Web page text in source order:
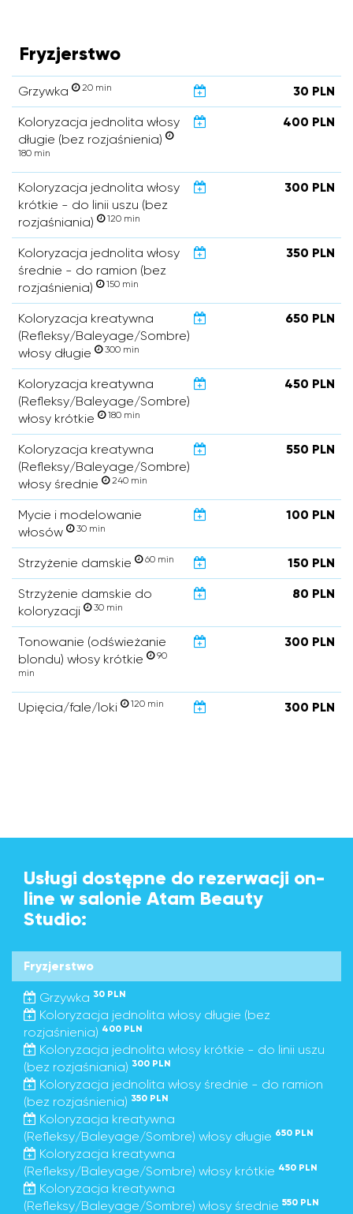
Fryzjerstwo
Grzywka 20 min 30 PLN
Koloryzacja jednolita włosy
długie (bez rozjaśnienia)
180 min
400 PLN
Koloryzacja jednolita włosy
krótkie - do linii uszu (bez
rozjaśniania)
120 min
300 PLN
Koloryzacja jednolita włosy
średnie - do ramion (bez
rozjaśnienia)
150 min
350 PLN
Koloryzacja kreatywna
(Refleksy/Baleyage/Sombre)
włosy długie
300 min
650 PLN
Koloryzacja kreatywna
(Refleksy/Baleyage/Sombre)
włosy krótkie
180 min
450 PLN
Koloryzacja kreatywna
(Refleksy/Baleyage/Sombre)
włosy średnie
240 min
550 PLN
Mycie i modelowanie
włosów
30 min
100 PLN
Strzyżenie damskie 60 min 150 PLN
Strzyżenie damskie do
koloryzacji
30 min
80 PLN
Tonowanie (odświeżanie
blondu) włosy krótkie
90
min
300 PLN
Upięcia/fale/loki 120 min 300 PLN
Usługi dostępne do rezerwacji on-
line w salonie Atam Beauty
Studio:
Fryzjerstwo
Grzywka 30 PLN
Koloryzacja jednolita włosy długie (bez
rozjaśnienia) 400 PLN
Koloryzacja jednolita włosy krótkie - do linii uszu
(bez rozjaśniania) 300 PLN
Koloryzacja jednolita włosy średnie - do ramion
(bez rozjaśnienia) 350 PLN
Koloryzacja kreatywna
(Refleksy/Baleyage/Sombre) włosy długie 650 PLN
Koloryzacja kreatywna
(Refleksy/Baleyage/Sombre) włosy krótkie 450 PLN
Koloryzacja kreatywna
(Refleksy/Baleyage/Sombre) włosy średnie 550 PLN